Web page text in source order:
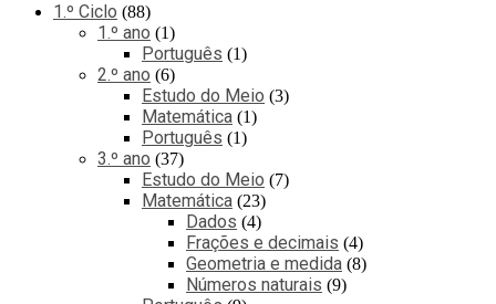
1.º Ciclo 88
1.º ano 1
Português 1
2.º ano 6
Estudo do Meio 3
Matemática 1
Português 1
3.º ano 37
Estudo do Meio 7
Matemática 23
Dados 4
Frações e decimais 4
Geometria e medida 8
Números naturais 9